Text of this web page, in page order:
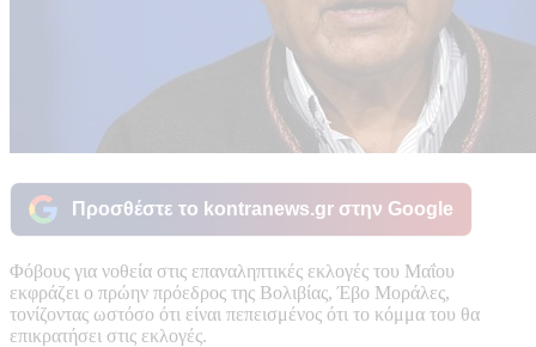
Προσθέστε το kontranews.gr στην Google
Φόβους για νοθεία στις επαναληπτικές εκλογές του Μαΐου
εκφράζει ο πρώην πρόεδρος της Βολιβίας, Έβο Μοράλες,
τονίζοντας ωστόσο ότι είναι πεπεισμένος ότι το κόμμα του θα
επικρατήσει στις εκλογές.